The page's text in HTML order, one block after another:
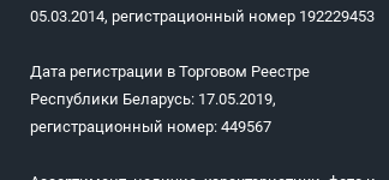
05.03.2014, регистрационный номер 192229453
Дата регистрации в Торговом Реестре
Республики Беларусь: 17.05.2019,
регистрационный номер: 449567